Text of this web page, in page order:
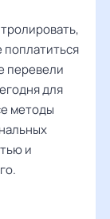
поплатиться
перевели
для
методы
и